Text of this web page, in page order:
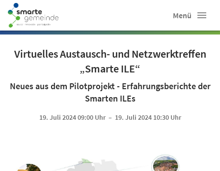
Menü
Virtuelles Austausch- und Netzwerktreffen
„Smarte ILE“
Neues aus dem Pilotprojekt - Erfahrungsberichte der
Smarten ILEs
19. Juli 2024 09:00 Uhr – 19. Juli 2024 10:30 Uhr